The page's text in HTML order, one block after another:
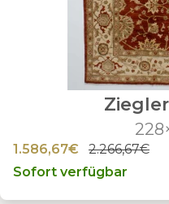
1.586,67€
2.266,67€
Sofort verfügbar